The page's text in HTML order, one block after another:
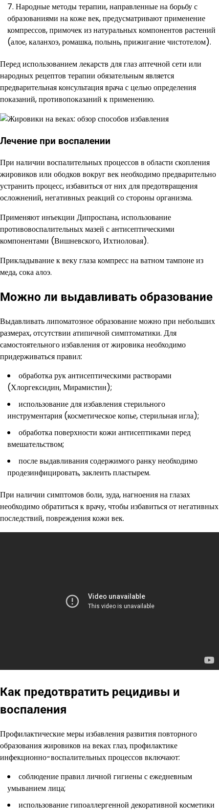
Народные методы терапии, направленные на борьбу с
образованиями на коже век, предусматривают применение
компрессов, примочек из натуральных компонентов растений
(алое, каланхоэ, ромашка, полынь, прижигание чистотелом).
Перед использованием лекарств для глаз аптечной сети или
народных рецептов терапии обязательным является
предварительная консультация врача с целью определения
показаний, противопоказаний к применению.
Лечение при воспалении
При наличии воспалительных процессов в области скопления
жировиков или ободков вокруг век необходимо предварительно
устранить процесс, избавиться от них для предотвращения
осложнений, негативных реакций со стороны организма.
Применяют инъекции Дипроспана, использование
противовоспалительных мазей с антисептическими
компонентами (Вишневского, Ихтиоловая).
Прикладывание к веку глаза компресс на ватном тампоне из
меда, сока алоэ.
Можно ли выдавливать образование
Выдавливать липоматозное образование можно при небольших
размерах, отсутствии атипичной симптоматики. Для
самостоятельного избавления от жировика необходимо
придерживаться правил:
обработка рук антисептическими растворами
(Хлоргексидин, Мирамистин);
использование для избавления стерильного
инструментария (косметическое копье, стерильная игла);
обработка поверхности кожи антисептиками перед
вмешательством;
после выдавливания содержимого ранку необходимо
продезинфицировать, заклеить пластырем.
При наличии симптомов боли, зуда, нагноения на глазах
необходимо обратиться к врачу, чтобы избавиться от негативных
последствий, повреждения кожи век.
Как предотвратить рецидивы и
воспаления
Профилактические меры избавления развития повторного
образования жировиков на веках глаз, профилактике
инфекционно-воспалительных процессов включают:
соблюдение правил личной гигиены с ежедневным
умыванием лица;
использование гипоаллергенной декоративной косметики